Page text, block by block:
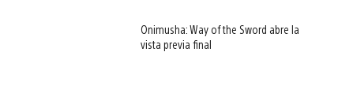
Onimusha: Way of the Sword abre la
vista previa final